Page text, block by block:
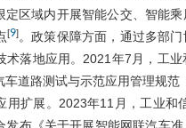
定区域内开展智能公交、智能
[9]。政策保障方面，通过多部
术落地应用。2021年7月，工
道路测试与示范应用管理规范
用扩展。2023年11月，工业和